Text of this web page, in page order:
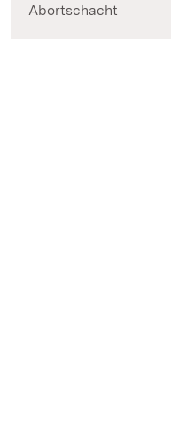
Abortschacht